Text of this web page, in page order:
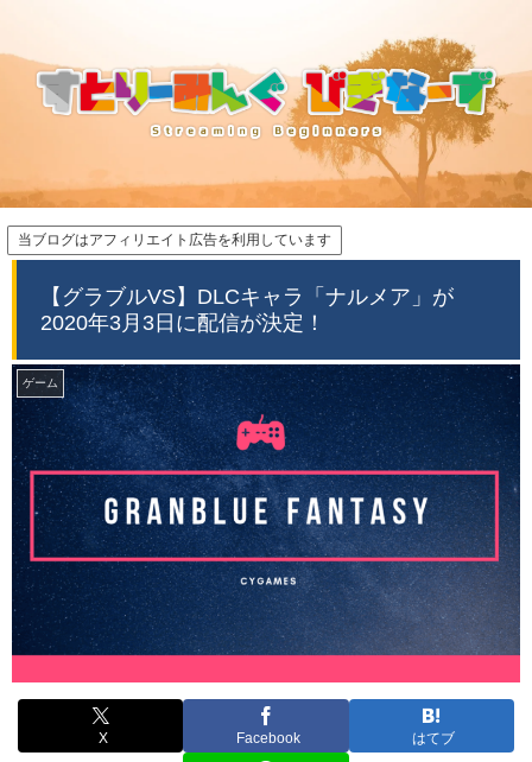
当ブログはアフィリエイト広告を利用しています
【グラブルVS】DLCキャラ「ナルメア」が
2020年3月3日に配信が決定！
ゲーム
X Facebook はてブ